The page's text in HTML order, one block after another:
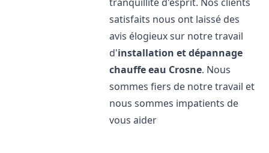
satisfaits nous ont laissé des
avis élogieux sur notre travail
d'installation et dépannage
chauffe eau Crosne. Nous
sommes fiers de notre travail et
nous sommes impatients de
vous aider